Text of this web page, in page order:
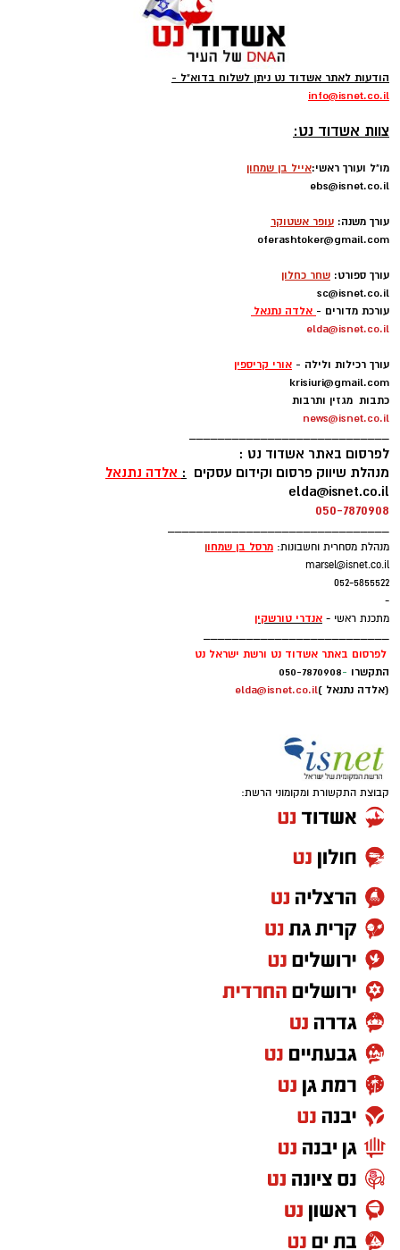
הודעות לאתר אשדוד נט ניתן לשלוח בדוא"ל -
info@isnet.co.il
צוות אשדוד נט:
מו"ל ועורך ראשי:אייל בן שמחון
ebs@isnet.co.il
עורך משנה: עופר אשטוקר
oferashtoker@gmail.com
עורך ספורט: שחר כחלון
sc@isnet.co.il
עורכת מדורים - אלדה נתנאל
elda@isnet.co.il
עורך רכילות ולילה - אורי קריספין
krisiuri@gmail.com
כתבות מגזין ותרבות
news@isnet.co.il
____________________________
לפרסום באתר אשדוד נט :
מנהלת שיווק פרסום וקידום עסקים : אלדה נתנאל
elda@isnet.co.il
050-7870908
_______________________________
מנהלת מסחרית וחשבונות: מרסל בן שמחון
marsel@isnet.co.il
052-5855522
-
מתכנת ראשי - אנדרי טורשקין
__________________________
לפרסום באתר אשדוד נט ורשת ישראל נט
התקשרו -
050-7870908
(אלדה נתנאל )elda@isnet.co.il
קבוצת התקשורת ומקומוני הרשת: